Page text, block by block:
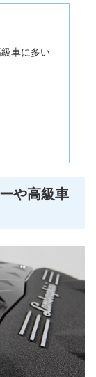
車に多い
や高級車